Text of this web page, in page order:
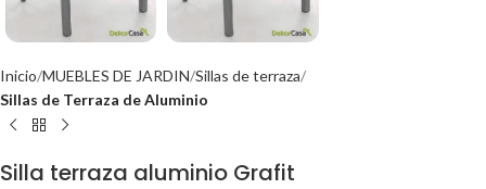
Inicio MUEBLES DE JARDIN Sillas de terraza
Sillas de Terraza de Aluminio
Silla terraza aluminio Grafit